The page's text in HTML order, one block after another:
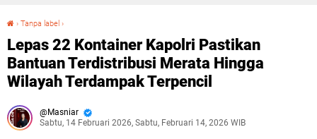
› Tanpa label ›
Lepas 22 Kontainer Kapolri Pastikan
Bantuan Terdistribusi Merata Hingga
Wilayah Terdampak Terpencil
Masniar
Sabtu, 14 Februari 2026, Sabtu, Februari 14, 2026 WIB